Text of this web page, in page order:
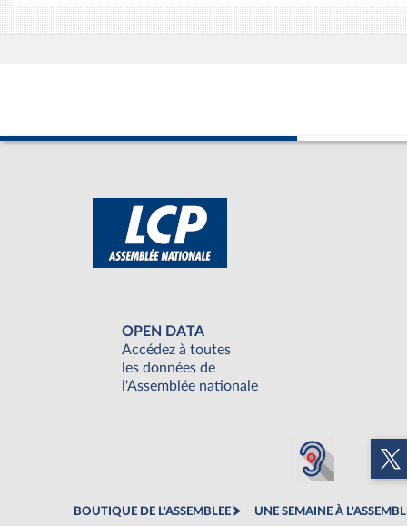
OPEN DATA
Accédez à toutes
les données de
l'Assemblée nationale
BOUTIQUE DE L'ASSEMBLEE UNE SEMAINE À